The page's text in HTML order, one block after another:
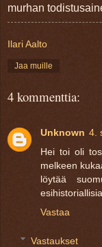
murhan
Ilari Aalto
Jaa muille
4 kommenttia:
Unknown 4.
Hei toi oli
melkeen
löytää
Vastaa
Vastaukset